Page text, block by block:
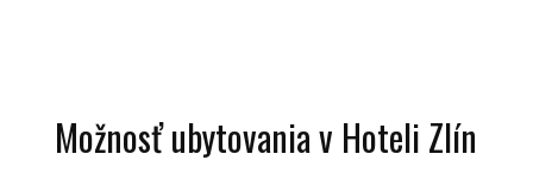
Možnosť ubytovania v Hoteli Zlín